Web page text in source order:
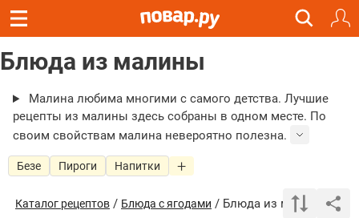
Блюда из малины
Малина любима многими с самого детства. Лучшие
рецепты из малины здесь собраны в одном месте. По
своим свойствам малина невероятно полезна.
Безе Пироги Напитки
Каталог рецептов / Блюда с ягодами / Блюда из малины